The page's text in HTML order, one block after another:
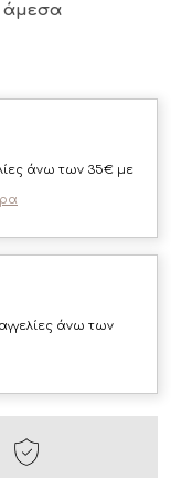
άμεσα
άνω των 35€ με
άνω των